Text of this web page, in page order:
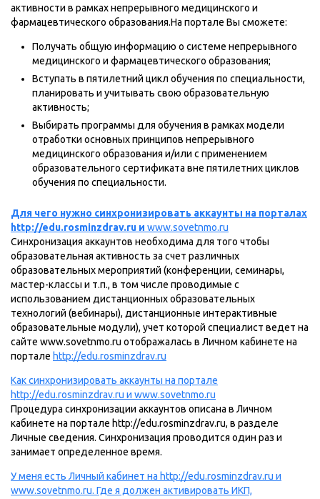
активности в рамках непрерывного медицинского и
фармацевтического образования.На портале Вы сможете:
Получать общую информацию о системе непрерывного
медицинского и фармацевтического образования;
Вступать в пятилетний цикл обучения по специальности,
планировать и учитывать свою образовательную
активность;
Выбирать программы для обучения в рамках модели
отработки основных принципов непрерывного
медицинского образования и/или с применением
образовательного сертификата вне пятилетних циклов
обучения по специальности.
Для чего нужно синхронизировать аккаунты на порталах
http://edu.rosminzdrav.ru и www.sovetnmo.ru
Синхронизация аккаунтов необходима для того чтобы
образовательная активность за счет различных
образовательных мероприятий (конференции, семинары,
мастер-классы и т.п., в том числе проводимые с
использованием дистанционных образовательных
технологий (вебинары), дистанционные интерактивные
образовательные модули), учет которой специалист ведет на
сайте www.sovetnmo.ru отображалась в Личном кабинете на
портале http://edu.rosminzdrav.ru
Как синхронизировать аккаунты на портале
http://edu.rosminzdrav.ru и www.sovetnmo.ru
Процедура синхронизации аккаунтов описана в Личном
кабинете на портале http://edu.rosminzdrav.ru, в разделе
Личные сведения. Синхронизация проводится один раз и
занимает определенное время.
У меня есть Личный кабинет на http://edu.rosminzdrav.ru и
www.sovetnmo.ru. Где я должен активировать ИКП,